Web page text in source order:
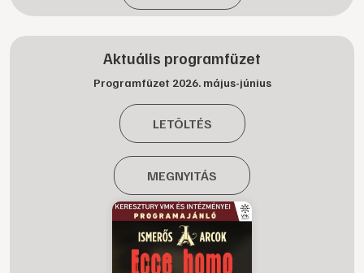
Aktuális programfüzet
Programfüzet 2026. május-június
LETÖLTÉS
MEGNYITÁS